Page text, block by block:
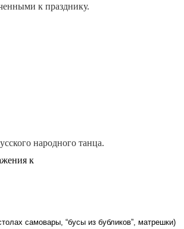
к празднику.
народного танца.
к
самовары, “бусы из бубликов”, матрешки)